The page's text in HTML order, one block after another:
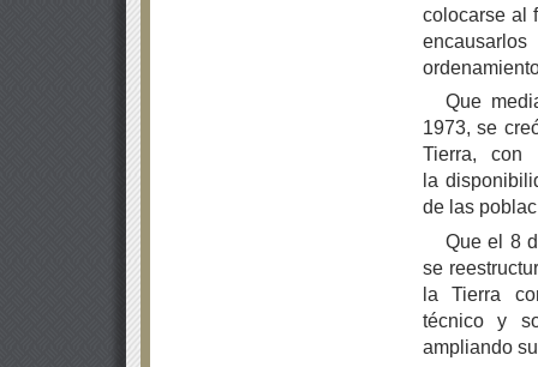
colocarse al
Que
1973, se
Tierra,
la
de las
Que el 8
se
la Tierra
técnico y
ampliando